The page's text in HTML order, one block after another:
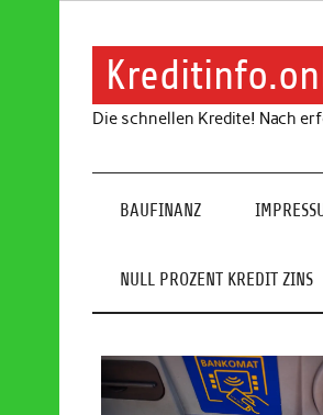
Die schnellen Kredite! Nach
BAUFINANZ
NULL PROZENT KREDIT ZINS